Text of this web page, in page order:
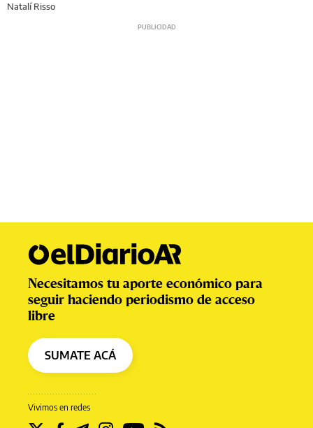
Natalí Risso
Vivimos en redes
Necesitamos tu aporte económico para
seguir haciendo periodismo de acceso
libre
SUMATE ACÁ